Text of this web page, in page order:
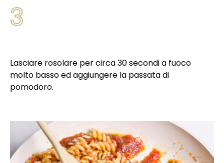
3
Lasciare rosolare per circa 30 secondi a fuoco
molto basso ed aggiungere la passata di
pomodoro.